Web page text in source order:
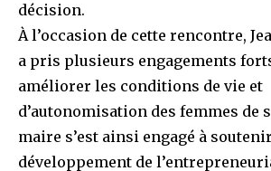
décision.
À l’occasion de cette rencontre,
a pris plusieurs engagements
améliorer les conditions de vie et
d’autonomisation des femmes de
maire s’est ainsi engagé à
développement de